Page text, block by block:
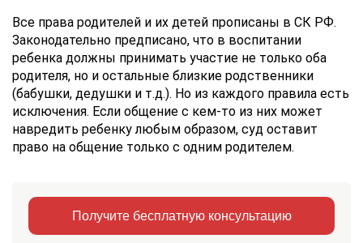
Все права родителей и их детей прописаны в СК РФ.
Законодательно предписано, что в воспитании
ребенка должны принимать участие не только оба
родителя, но и остальные близкие родственники
(бабушки, дедушки и т.д.). Но из каждого правила есть
исключения. Если общение с кем-то из них может
навредить ребенку любым образом, суд оставит
право на общение только с одним родителем.
Получите бесплатную консультацию